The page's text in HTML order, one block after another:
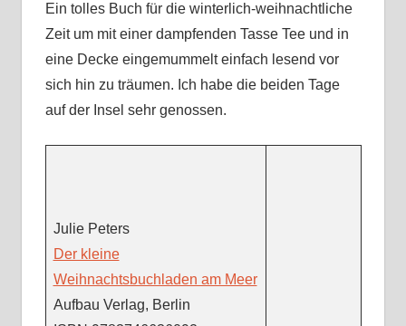
Ein tolles Buch für die winterlich-weihnachtliche
Zeit um mit einer dampfenden Tasse Tee und in
eine Decke eingemummelt einfach lesend vor
sich hin zu träumen. Ich habe die beiden Tage
auf der Insel sehr genossen.
Julie Peters
Der kleine
Weihnachtsbuchladen am Meer
Aufbau Verlag, Berlin